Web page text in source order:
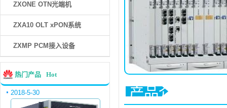
ZXONE OTN光端机
ZXA10 OLT xPON系统
ZXMP PCM接入设备
热门产品 Hot
2018-5-30 产品介绍